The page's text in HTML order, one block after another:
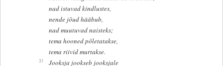
nad istuvad kindlustes,
nende jõud hääbub,
nad muutuvad naisteks;
tema hooned põletatakse,
tema riivid murtakse.
31
Jooksja jookseb jooksjale